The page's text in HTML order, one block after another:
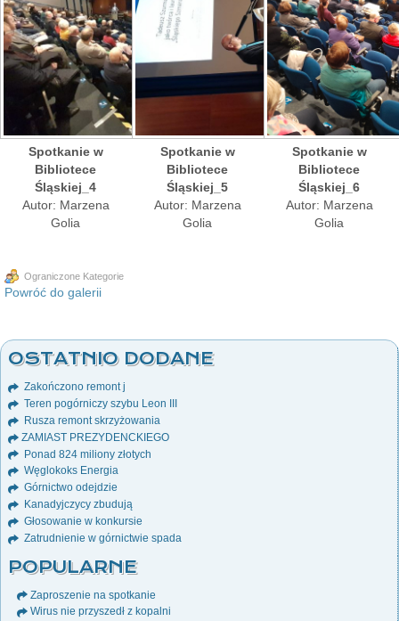
Spotkanie w
Bibliotece
Śląskiej_4
Autor: Marzena
Golia
Spotkanie w
Bibliotece
Śląskiej_5
Autor: Marzena
Golia
Spotkanie w
Bibliotece
Śląskiej_6
Autor: Marzena
Golia
Ograniczone Kategorie
Powróć do galerii
OSTATNIO DODANE
Zakończono remont j
Teren pogórniczy szybu Leon III
Rusza remont skrzyżowania
ZAMIAST PREZYDENCKIEGO
Ponad 824 miliony złotych
Węglokoks Energia
Górnictwo odejdzie
Kanadyjczycy zbudują
Głosowanie w konkursie
Zatrudnienie w górnictwie spada
POPULARNE
Zaproszenie na spotkanie
Wirus nie przyszedł z kopalni